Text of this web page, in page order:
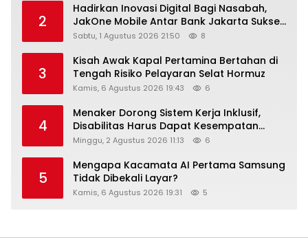
2
Hadirkan Inovasi Digital Bagi Nasabah,
JakOne Mobile Antar Bank Jakarta Sukses
Raih Digital Excellence Awards 2026
Sabtu, 1 Agustus 2026 21:50 8
3
Kisah Awak Kapal Pertamina Bertahan di
Tengah Risiko Pelayaran Selat Hormuz
Kamis, 6 Agustus 2026 19:43 6
4
Menaker Dorong Sistem Kerja Inklusif,
Disabilitas Harus Dapat Kesempatan
Setara
Minggu, 2 Agustus 2026 11:13 6
5
Mengapa Kacamata AI Pertama Samsung
Tidak Dibekali Layar?
Kamis, 6 Agustus 2026 19:31 5